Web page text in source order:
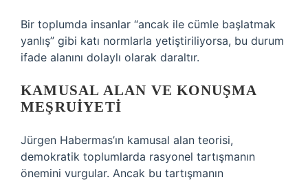
Bir toplumda insanlar “ancak ile cümle başlatmak
yanlış” gibi katı normlarla yetiştiriliyorsa, bu durum
ifade alanını dolaylı olarak daraltır.
KAMUSAL ALAN VE KONUŞMA
MEŞRUIYETI
Jürgen Habermas’ın kamusal alan teorisi,
demokratik toplumlarda rasyonel tartışmanın
önemini vurgular. Ancak bu tartışmanın